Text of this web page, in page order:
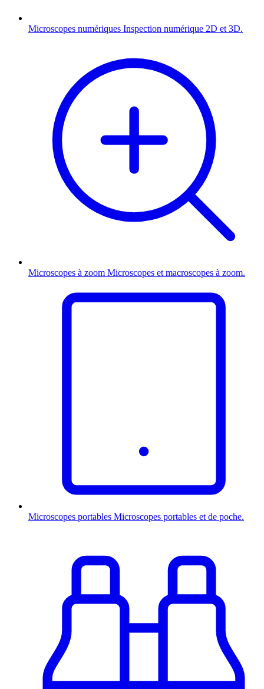
Microscopes numériques Inspection numérique 2D et 3D.
Microscopes à zoom Microscopes et macroscopes à zoom.
Microscopes portables Microscopes portables et de poche.